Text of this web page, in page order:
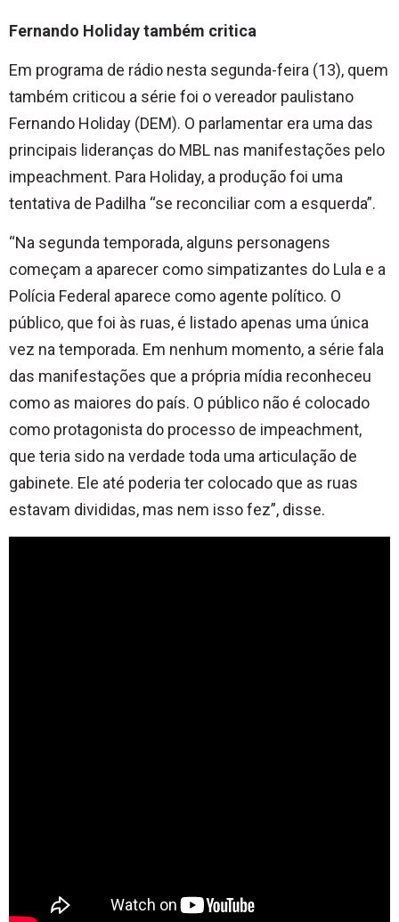
Fernando Holiday também critica
Em programa de rádio nesta segunda-feira (13), quem
também criticou a série foi o vereador paulistano
Fernando Holiday (DEM). O parlamentar era uma das
principais lideranças do MBL nas manifestações pelo
impeachment. Para Holiday, a produção foi uma
tentativa de Padilha “se reconciliar com a esquerda”.
“Na segunda temporada, alguns personagens
começam a aparecer como simpatizantes do Lula e a
Polícia Federal aparece como agente político. O
público, que foi às ruas, é listado apenas uma única
vez na temporada. Em nenhum momento, a série fala
das manifestações que a própria mídia reconheceu
como as maiores do país. O público não é colocado
como protagonista do processo de impeachment,
que teria sido na verdade toda uma articulação de
gabinete. Ele até poderia ter colocado que as ruas
estavam divididas, mas nem isso fez”, disse.